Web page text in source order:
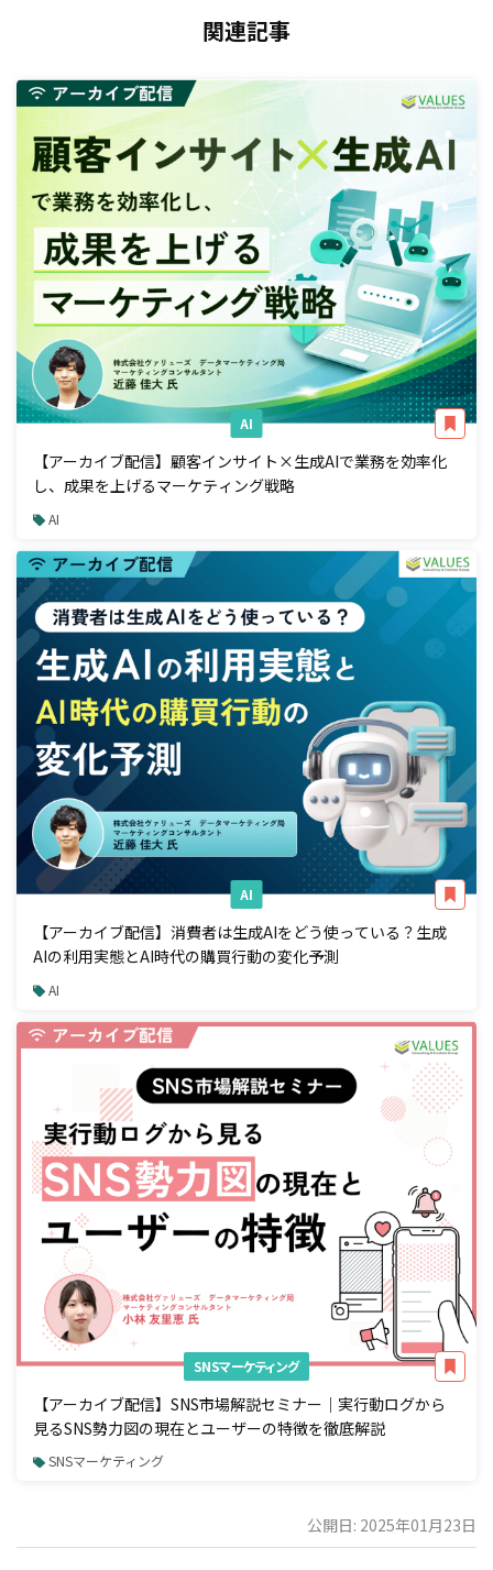
関連記事
AI
【アーカイブ配信】顧客インサイト×生成AIで業務を効率化
し、成果を上げるマーケティング戦略
AI
AI
【アーカイブ配信】消費者は生成AIをどう使っている？生成
AIの利用実態とAI時代の購買行動の変化予測
AI
SNSマーケティング
【アーカイブ配信】SNS市場解説セミナー｜実行動ログから
見るSNS勢力図の現在とユーザーの特徴を徹底解説
SNSマーケティング
公開日: 2025年01月23日